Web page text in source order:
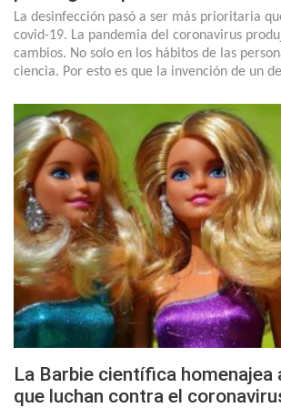
La desinfección pasó a ser más prioritaria
covid-19. La pandemia del coronavirus
cambios. No solo en los hábitos de las
ciencia. Por esto es que la invención de un
La Barbie científica homenajea
que luchan contra el